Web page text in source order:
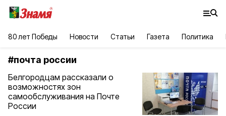
80 лет Победы Новости Статьи Газета Политика
#почта россии
Белгородцам рассказали о
возможностях зон
самообслуживания на Почте
России